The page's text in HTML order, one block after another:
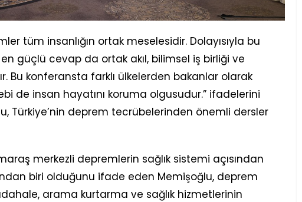
tüm insanlığın ortak meselesidir. Dolayısıyla bu
güçlü cevap da ortak akıl, bilimsel iş birliği ve
Bu konferansta farklı ülkelerden bakanlar olarak
de insan hayatını koruma olgusudur.” ifadelerini
Türkiye’nin deprem tecrübelerinden önemli dersler
merkezli depremlerin sağlık sistemi açısından
biri olduğunu ifade eden Memişoğlu, deprem
arama kurtarma ve sağlık hizmetlerinin